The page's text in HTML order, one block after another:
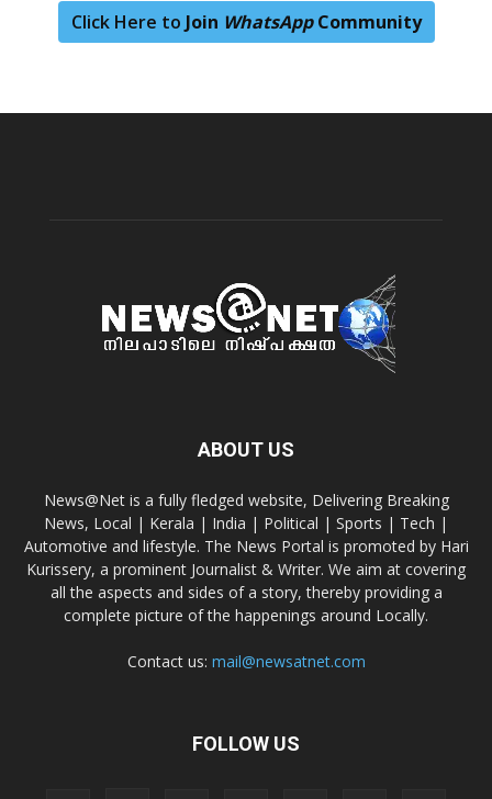
Click Here to Join WhatsAppCommunity
ABOUT US
News@Net is a fully fledged website, Delivering Breaking
News, Local | Kerala | India | Political | Sports | Tech |
Automotive and lifestyle. The News Portal is promoted by Hari
Kurissery, a prominent Journalist & Writer. We aim at covering
all the aspects and sides of a story, thereby providing a
complete picture of the happenings around Locally.
Contact us: mail@newsatnet.com
FOLLOW US